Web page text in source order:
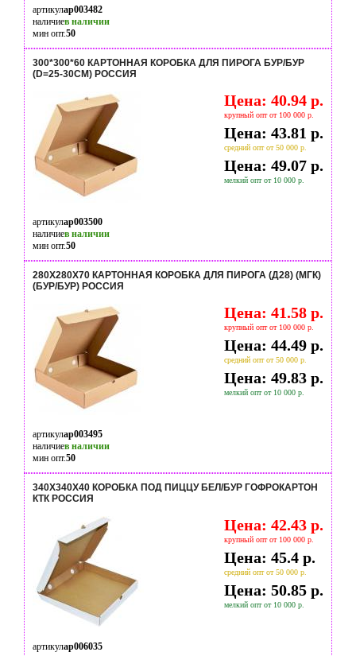
артикулap003482
наличиев наличии
мин опт.50
300*300*60 КАРТОННАЯ КОРОБКА ДЛЯ ПИРОГА БУР/БУР
(D=25-30СМ) РОССИЯ
Цена: 40.94 р.
крупный опт от 100 000 р.
Цена: 43.81 р.
средний опт от 50 000 р.
Цена: 49.07 р.
мелкий опт от 10 000 р.
артикулap003500
наличиев наличии
мин опт.50
280Х280Х70 КАРТОННАЯ КОРОБКА ДЛЯ ПИРОГА (Д28) (МГК)
(БУР/БУР) РОССИЯ
Цена: 41.58 р.
крупный опт от 100 000 р.
Цена: 44.49 р.
средний опт от 50 000 р.
Цена: 49.83 р.
мелкий опт от 10 000 р.
артикулap003495
наличиев наличии
мин опт.50
340Х340Х40 КОРОБКА ПОД ПИЦЦУ БЕЛ/БУР ГОФРОКАРТОН
КТК РОССИЯ
Цена: 42.43 р.
крупный опт от 100 000 р.
Цена: 45.4 р.
средний опт от 50 000 р.
Цена: 50.85 р.
мелкий опт от 10 000 р.
артикулap006035